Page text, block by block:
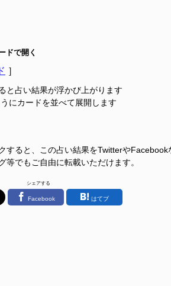
ドで開く
］
と占い結果が浮かび上がります
にカードを並べて展開します
すると、この占い結果をTwitterやFacebook
等でもご自由に転載いただけます。
シェアする
Facebook はてブ